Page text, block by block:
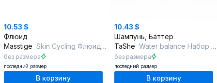
10.53 $
Флюид
Masstige Skin Cycling Флюид с ретинолом
без размера
последний размер
В корзину
10.43 $
Шампунь, Баттер
TaShe Water balance Набор для увлажнения и питания кожи головы и волос
без размера
последний размер
В корзину